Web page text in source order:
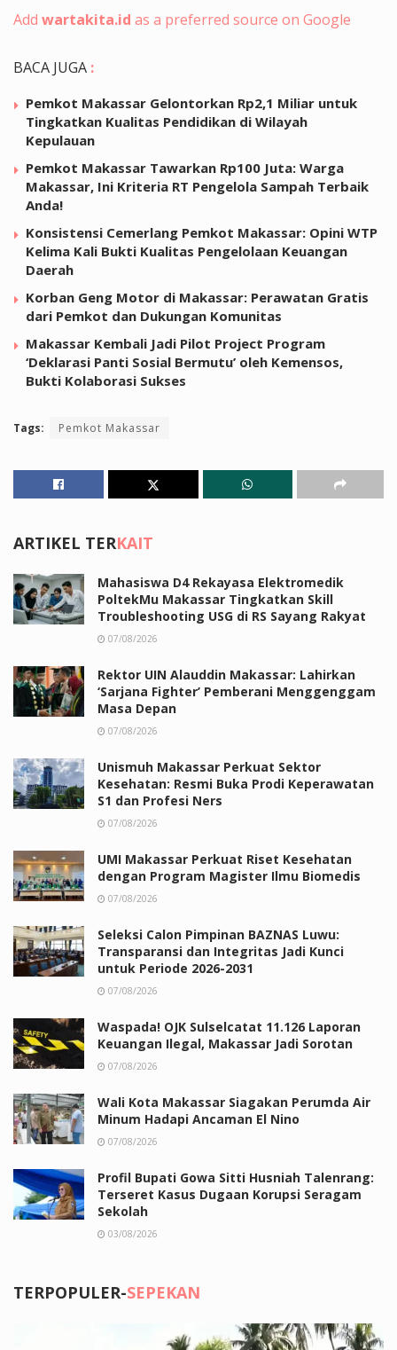
Add wartakita.id as a preferred source on Google
BACA JUGA :
Pemkot Makassar Gelontorkan Rp2,1 Miliar untuk
Tingkatkan Kualitas Pendidikan di Wilayah
Kepulauan
Pemkot Makassar Tawarkan Rp100 Juta: Warga
Makassar, Ini Kriteria RT Pengelola Sampah Terbaik
Anda!
Konsistensi Cemerlang Pemkot Makassar: Opini WTP
Kelima Kali Bukti Kualitas Pengelolaan Keuangan
Daerah
Korban Geng Motor di Makassar: Perawatan Gratis
dari Pemkot dan Dukungan Komunitas
Makassar Kembali Jadi Pilot Project Program
‘Deklarasi Panti Sosial Bermutu’ oleh Kemensos,
Bukti Kolaborasi Sukses
Tags: Pemkot Makassar
ARTIKEL TERKAIT
Mahasiswa D4 Rekayasa Elektromedik
PoltekMu Makassar Tingkatkan Skill
Troubleshooting USG di RS Sayang Rakyat
07/08/2026
Rektor UIN Alauddin Makassar: Lahirkan
‘Sarjana Fighter’ Pemberani Menggenggam
Masa Depan
07/08/2026
Unismuh Makassar Perkuat Sektor
Kesehatan: Resmi Buka Prodi Keperawatan
S1 dan Profesi Ners
07/08/2026
UMI Makassar Perkuat Riset Kesehatan
dengan Program Magister Ilmu Biomedis
07/08/2026
Seleksi Calon Pimpinan BAZNAS Luwu:
Transparansi dan Integritas Jadi Kunci
untuk Periode 2026-2031
07/08/2026
Waspada! OJK Sulselcatat 11.126 Laporan
Keuangan Ilegal, Makassar Jadi Sorotan
07/08/2026
Wali Kota Makassar Siagakan Perumda Air
Minum Hadapi Ancaman El Nino
07/08/2026
Profil Bupati Gowa Sitti Husniah Talenrang:
Terseret Kasus Dugaan Korupsi Seragam
Sekolah
03/08/2026
TERPOPULER-SEPEKAN